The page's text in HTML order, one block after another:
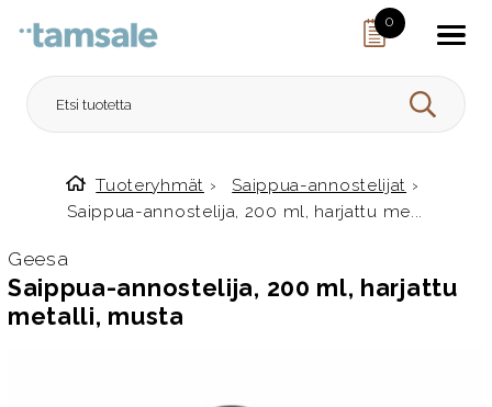
0
HAE
Etusivulle
Tuoteryhmät › Saippua-annostelijat ›
Saippua-annostelija, 200 ml, harjattu me...
Geesa
Saippua-annostelija, 200 ml, harjattu
metalli, musta